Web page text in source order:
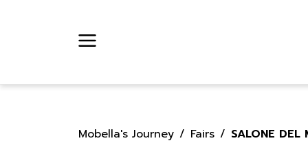
Mobella's Journey Fairs SALONE